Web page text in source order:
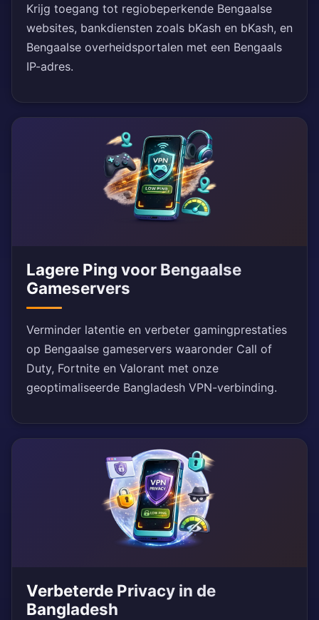
Krijg toegang tot regiobeperkende Bengaalse
websites, bankdiensten zoals bKash en bKash, en
Bengaalse overheidsportalen met een Bengaals
IP-adres.
Lagere Ping voor Bengaalse
Gameservers
Verminder latentie en verbeter gamingprestaties
op Bengaalse gameservers waaronder Call of
Duty, Fortnite en Valorant met onze
geoptimaliseerde Bangladesh VPN-verbinding.
Verbeterde Privacy in de
Bangladesh